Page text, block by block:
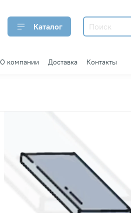
Каталог
О компании Доставка Контакты